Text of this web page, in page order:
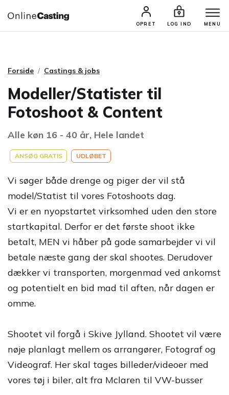
OPRET LOG IND MENU
CASTINGS & JOBS SØG PROFIL
Forside Castings & jobs
Modeller/Statister til
Fotoshoot & Content
Alle køn 16 - 40 år, Hele landet
ANSØG GRATIS UDLØBET
Vi søger både drenge og piger der vil stå
model/Statist til vores Fotoshoots dag.
Vi er en nyopstartet virksomhed uden den store
startkapital. Derfor er det første shoot ikke
betalt, MEN vi håber på gode samarbejder vi vil
betale næste gang der skal shootes. Derudover
dækker vi transporten, morgenmad ved ankomst
og potentielt en bid mad til aften, når dagen er
omme.
Shootet vil forgå i Skive Jylland. Shootet vil være
nøje planlagt mellem os arrangører, Fotograf og
Videograf. Her skal tages billeder/videoer med
vores tøj i biler, alt fra Mclaren til VW-busser